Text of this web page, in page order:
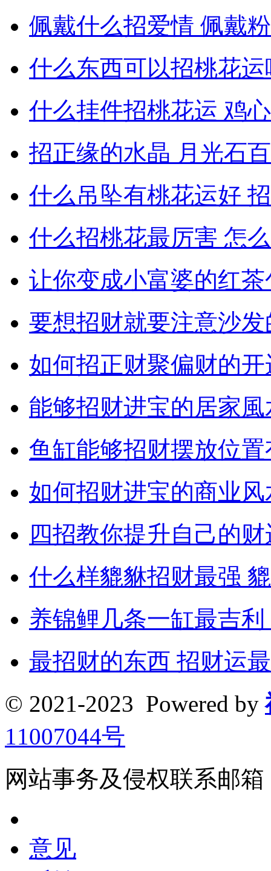
佩戴什么招爱情 佩戴
什么东西可以招桃花
什么挂件招桃花运 鸡
招正缘的水晶 月光石
什么吊坠有桃花运好
什么招桃花最厉害 怎
让你变成小富婆的红
要想招财就要注意沙
如何招正财聚偏财的开
能够招财进宝的居家
鱼缸能够招财摆放位
如何招财进宝的商业风
四招教你提升自己的财
什么样貔貅招财最强
养锦鲤几条一缸最吉
最招财的东西 招财运
© 2021-2023 Powered by
11007044号
网站事务及侵权联系邮箱
意见